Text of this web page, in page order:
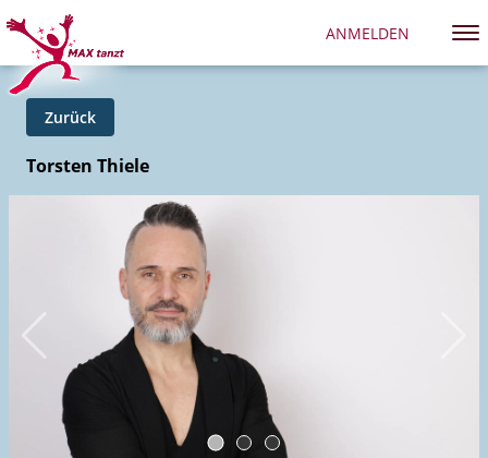
ANMELDEN
Zurück
Torsten Thiele